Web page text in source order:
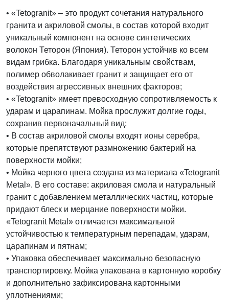
• «Tetogranit» – это продукт сочетания натурального
гранита и акриловой смолы, в состав которой входит
уникальный компонент на основе синтетических
волокон Теторон (Япония). Теторон устойчив ко всем
видам грибка. Благодаря уникальным свойствам,
полимер обволакивает гранит и защищает его от
воздействия агрессивных внешних факторов;
• «Tetogranit» имеет превосходную сопротивляемость к
ударам и царапинам. Мойка прослужит долгие годы,
сохранив первоначальный вид;
• В состав акриловой смолы входят ионы серебра,
которые препятствуют размножению бактерий на
поверхности мойки;
• Мойка черного цвета создана из материала «Tetogranit
Metal». В его составе: акриловая смола и натуральный
гранит с добавлением металлических частиц, которые
придают блеск и мерцание поверхности мойки.
«Tetogranit Metal» отличается максимальной
устойчивостью к температурным перепадам, ударам,
царапинам и пятнам;
• Упаковка обеспечивает максимально безопасную
транспортировку. Мойка упакована в картонную коробку
и дополнительно зафиксирована картонными
уплотнениями;